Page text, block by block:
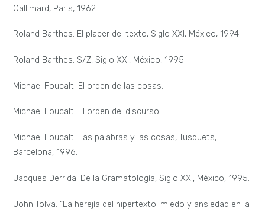
Gallimard, Paris, 1962.
Roland Barthes. El placer del texto, Siglo XXI, México, 1994.
Roland Barthes. S/Z, Siglo XXI, México, 1995.
Michael Foucalt. El orden de las cosas.
Michael Foucalt. El orden del discurso.
Michael Foucalt. Las palabras y las cosas, Tusquets,
Barcelona, 1996.
Jacques Derrida. De la Gramatología, Siglo XXI, México, 1995.
John Tolva. “La herejía del hipertexto: miedo y ansiedad en la